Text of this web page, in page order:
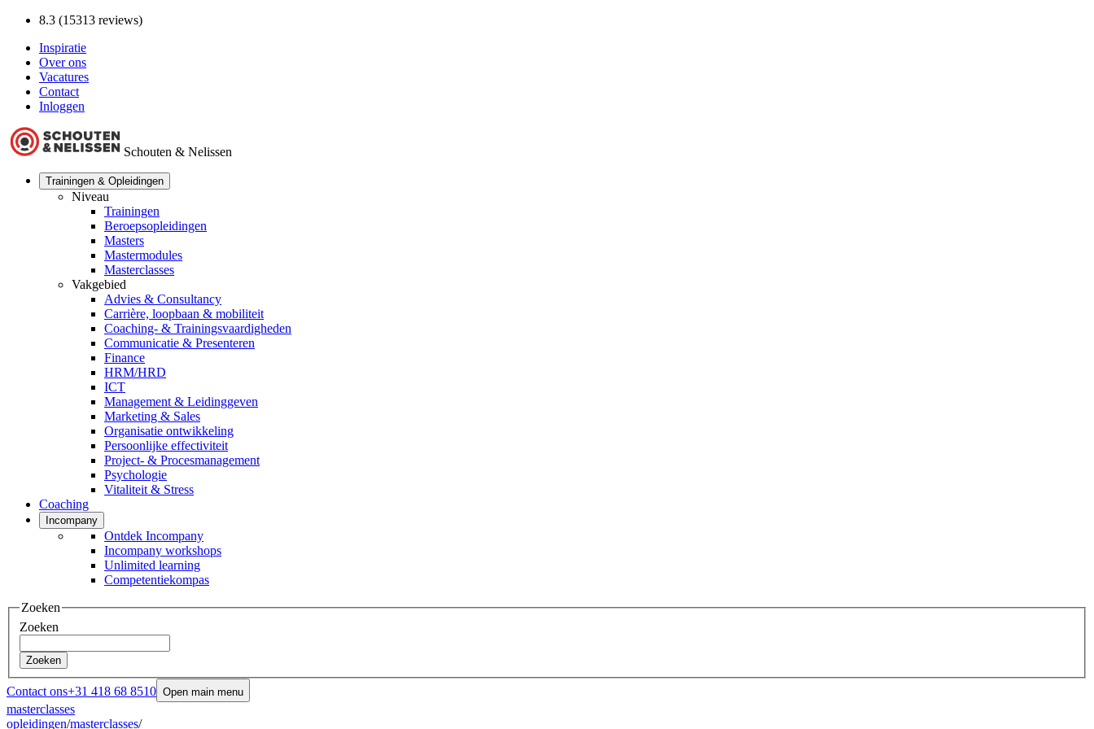
8.3 (15313 reviews)
Inspiratie
Over ons
Vacatures
Contact
Inloggen
Schouten & Nelissen
Trainingen & Opleidingen
Niveau
Trainingen
Beroepsopleidingen
Masters
Mastermodules
Masterclasses
Vakgebied
Advies & Consultancy
Carrière, loopbaan & mobiliteit
Coaching- & Trainingsvaardigheden
Communicatie & Presenteren
Finance
HRM/HRD
ICT
Management & Leidinggeven
Marketing & Sales
Organisatie ontwikkeling
Persoonlijke effectiviteit
Project- & Procesmanagement
Psychologie
Vitaliteit & Stress
Coaching
Incompany
Ontdek Incompany
Incompany workshops
Unlimited learning
Competentiekompas
Zoeken
Zoeken
Zoeken
Contact ons+31 418 68 8510 Open main menu
masterclasses
opleidingen/masterclasses/